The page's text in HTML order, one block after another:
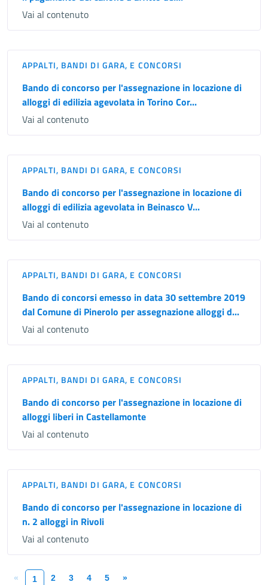
Vai al contenuto
APPALTI, BANDI DI GARA, E CONCORSI
Bando di concorso per l'assegnazione in locazione di
alloggi di edilizia agevolata in Torino Cor...
Vai al contenuto
APPALTI, BANDI DI GARA, E CONCORSI
Bando di concorso per l'assegnazione in locazione di
alloggi di edilizia agevolata in Beinasco V...
Vai al contenuto
APPALTI, BANDI DI GARA, E CONCORSI
Bando di concorsi emesso in data 30 settembre 2019
dal Comune di Pinerolo per assegnazione alloggi d...
Vai al contenuto
APPALTI, BANDI DI GARA, E CONCORSI
Bando di concorso per l'assegnazione in locazione di
alloggi liberi in Castellamonte
Vai al contenuto
APPALTI, BANDI DI GARA, E CONCORSI
Bando di concorso per l'assegnazione in locazione di
n. 2 alloggi in Rivoli
Vai al contenuto
« 1 2 3 4 5 »